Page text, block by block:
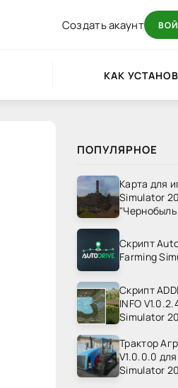
Создать акаунт
КАК
ПОПУЛЯРНОЕ
Карта для
Simulator
"Чернобыль
Скрипт
Farming
Скрипт
INFO
Simulator
Трактор
V1.0.0.0
Simulator